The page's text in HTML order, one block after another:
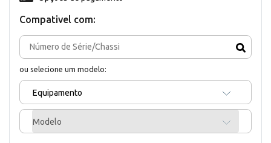
Compativel com:
ou selecione um modelo:
Equipamento
Modelo